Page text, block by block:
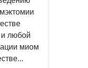
и любой
миом